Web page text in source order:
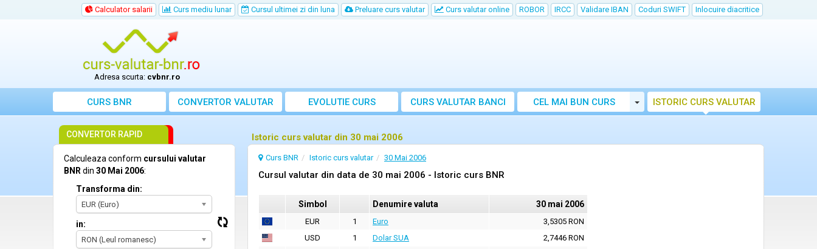
Calculator salarii Curs mediu lunar Cursul ultimei zi din luna Preluare curs valutar Curs valutar online ROBOR IRCC Validare IBAN Coduri SWIFT Inlocuire diacritice
Adresa scurta: cvbnr.ro
CURS BNR CONVERTOR VALUTAR EVOLUTIE CURS CURS VALUTAR BANCI CEL MAI BUN CURS Toggle Dropdown
ISTORIC CURS VALUTAR
Istoric curs valutar din 30 mai 2006
Curs BNR Istoric curs valutar 30 Mai 2006
Cursul valutar din data de 30 mai 2006 - Istoric curs BNR
Simbol Denumire valuta 30 mai 2006
EUR 1 Euro
3,5305 RON
USD
1 Dolar SUA
2,7446 RON
CONVERTOR RAPID
Calculeaza conform cursului valutar
BNR din 30 Mai 2006:
Transforma din:
EUR (Euro)
in:
RON (Leul romanesc)